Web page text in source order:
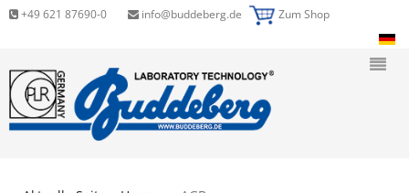
+49 621 87690-0 info@buddeberg.de Zum Shop